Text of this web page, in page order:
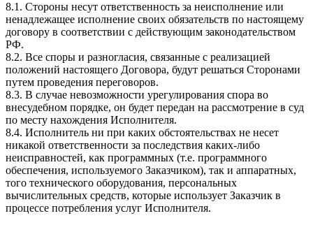
8.1. Стороны несут ответственность за неисполнение или
ненадлежащее исполнение своих обязательств по настоящему
договору в соответствии с действующим законодательством
РФ.
8.2. Все споры и разногласия, связанные с реализацией
положений настоящего Договора, будут решаться Сторонами
путем проведения переговоров.
8.3. В случае невозможности урегулирования спора во
внесудебном порядке, он будет передан на рассмотрение в суд
по месту нахождения Исполнителя.
8.4. Исполнитель ни при каких обстоятельствах не несет
никакой ответственности за последствия каких-либо
неисправностей, как программных (т.е. программного
обеспечения, используемого Заказчиком), так и аппаратных,
того технического оборудования, персональных
вычислительных средств, которые использует Заказчик в
процессе потребления услуг Исполнителя.